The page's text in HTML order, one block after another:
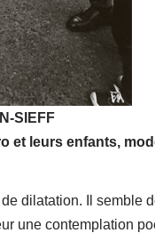
SIEFF
et leurs enfants,
dilatation. Il semble
une contemplation